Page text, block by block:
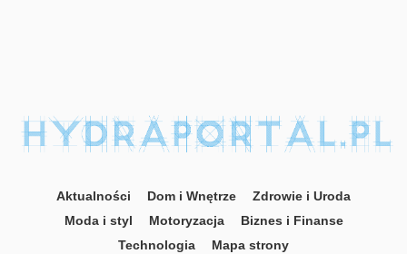
Aktualności Dom i Wnętrze
Zdrowie i Uroda
Moda i styl
Motoryzacja
Biznes i Finanse
Technologia
Mapa strony